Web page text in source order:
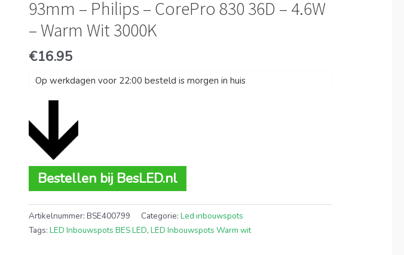
93mm – Philips – CorePro 830 36D – 4.6W
– Warm Wit 3000K
€16.95
Op werkdagen voor 22:00 besteld is morgen in huis
Bestellen bij BesLED.nl
Artikelnummer:BSE400799 Categorie:Led inbouwspots
Tags:LED Inbouwspots BES LED,LED Inbouwspots Warm wit